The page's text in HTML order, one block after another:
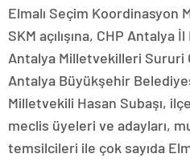
Elmalı Seçim Koordinasyon
SKM açılışına, CHP Antalya
Antalya Milletvekilleri Sururi
Antalya Büyükşehir
Milletvekili Hasan Subaşı,
meclis üyeleri ve adayları,
temsilcileri ile çok sayıda